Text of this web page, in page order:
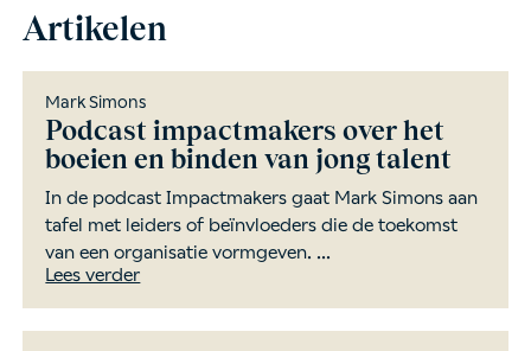
Artikelen
Mark Simons
Podcast impactmakers over het
boeien en binden van jong talent
In de podcast Impactmakers gaat Mark Simons aan
tafel met leiders of beïnvloeders die de toekomst
van een organisatie vormgeven. ...
Lees verder